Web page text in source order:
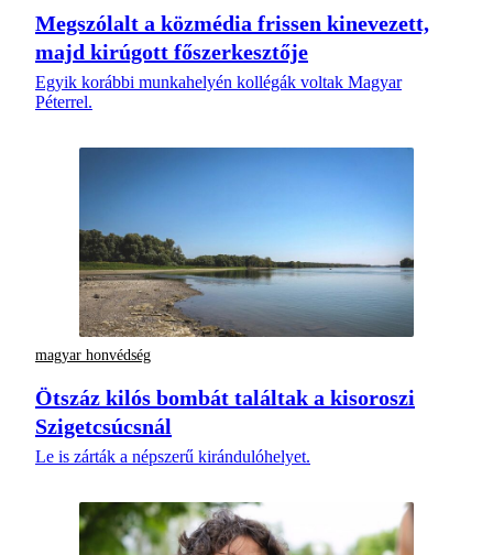
Megszólalt a közmédia frissen kinevezett,
majd kirúgott főszerkesztője
Egyik korábbi munkahelyén kollégák voltak Magyar
Péterrel.
magyar honvédség
Ötszáz kilós bombát találtak a kisoroszi
Szigetcsúcsnál
Le is zárták a népszerű kirándulóhelyet.